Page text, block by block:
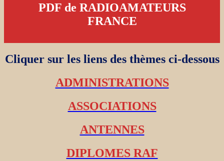
PDF de RADIOAMATEURS
FRANCE
Cliquer sur les liens des thèmes ci-dessous
ADMINISTRATIONS
ASSOCIATIONS
ANTENNES
DIPLOMES RAF